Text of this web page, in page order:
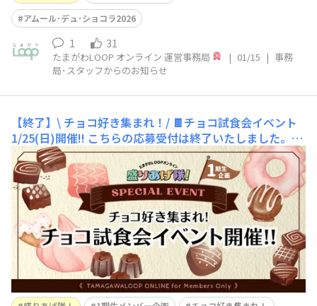
案 ｢ \ チ
アムール･デュ･ショコラ2026
1 31
たまがわLOOP オンライン 運営事務局 | 01/15 | 事務
局･スタッフからのお知らせ
【終了】\ チョコ好き集まれ！/ 🍫チョコ試食会イベント
1/25(日)開催!! こちらの応募受付は終了いたしました。盛
りあげ隊！１期生企画 第２弾 !!チョコ🍫好きの皆さんに
贈る特別なイベントを開催します！2月14日は \ バレンタ
インデー💕/。玉川高島屋S.C.では1月29日(木)から本館６
F 催事場で ｢アムール･デュ･ショコラ2026｣ を開催。各シ
ョップからも期間限定の